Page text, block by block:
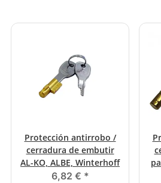
Protección antirrobo /
cerradura de embutir
AL-KO, ALBE, Winterhoff
6,82 € *